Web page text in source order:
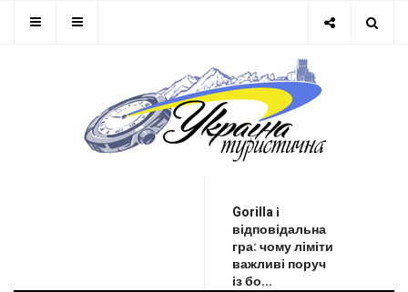
Gorilla і
відповідальна
гра: чому ліміти
важливі поруч
із бо...